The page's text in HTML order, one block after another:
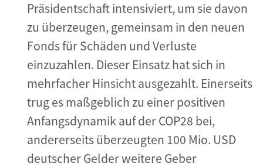
Präsidentschaft intensiviert, um sie davon
zu überzeugen, gemeinsam in den neuen
Fonds für Schäden und Verluste
einzuzahlen. Dieser Einsatz hat sich in
mehrfacher Hinsicht ausgezahlt. Einerseits
trug es maßgeblich zu einer positiven
Anfangsdynamik auf der COP28 bei,
andererseits überzeugten 100 Mio. USD
deutscher Gelder weitere Geber